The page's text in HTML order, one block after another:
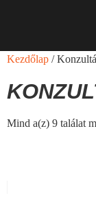
Kezdőlap /
Mind a(z) 9 találat